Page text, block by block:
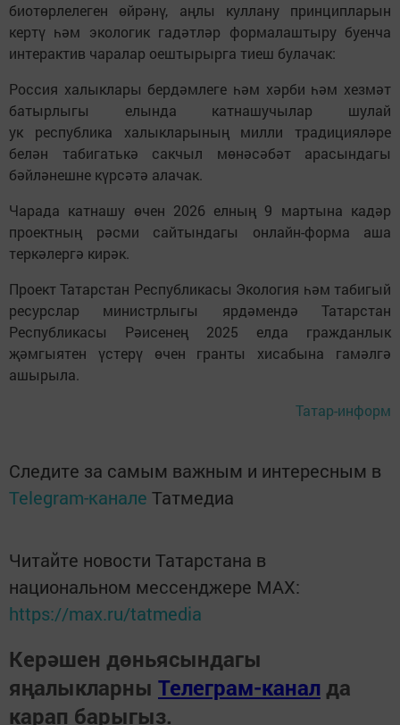
биотөрлелеген өйрәнү, аңлы куллану принципларын
кертү һәм экологик гадәтләр формалаштыру буенча
интерактив чаралар оештырырга тиеш булачак:
Россия халыклары бердәмлеге һәм хәрби һәм хезмәт
батырлыгы елында катнашучылар шулай
ук республика халыкларының милли традицияләре
белән табигатькә сакчыл мөнәсәбәт арасындагы
бәйләнешне күрсәтә алачак.
Чарада катнашу өчен 2026 елның 9 мартына кадәр
проектның рәсми сайтындагы онлайн-форма аша
теркәлергә кирәк.
Проект Татарстан Республикасы Экология һәм табигый
ресурслар министрлыгы ярдәмендә Татарстан
Республикасы Рәисенең 2025 елда гражданлык
җәмгыятен үстерү өчен гранты хисабына гамәлгә
ашырыла.
Татар-информ
Следите за самым важным и интересным в
Telegram-канале Татмедиа
Читайте новости Татарстана в
национальном мессенджере MАХ:
https://max.ru/tatmedia
Керәшен дөньясындагы
яңалыкларны Телеграм-канал да
карап барыгыз.